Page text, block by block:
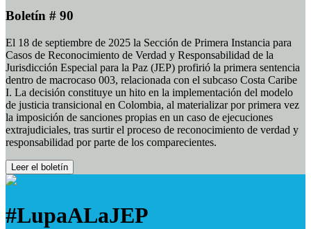
Boletín # 90
El 18 de septiembre de 2025 la Sección de Primera Instancia para
Casos de Reconocimiento de Verdad y Responsabilidad de la
Jurisdicción Especial para la Paz (JEP) profirió la primera sentencia
dentro de macrocaso 003, relacionada con el subcaso Costa Caribe
I. La decisión constituye un hito en la implementación del modelo
de justicia transicional en Colombia, al materializar por primera vez
la imposición de sanciones propias en un caso de ejecuciones
extrajudiciales, tras surtir el proceso de reconocimiento de verdad y
responsabilidad por parte de los comparecientes.
Leer el boletín
#LupaALaJEP